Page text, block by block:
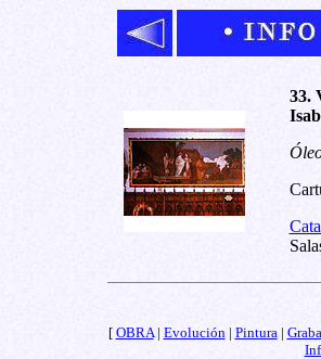
33.
[ OBRA| Evolución| Pintura|